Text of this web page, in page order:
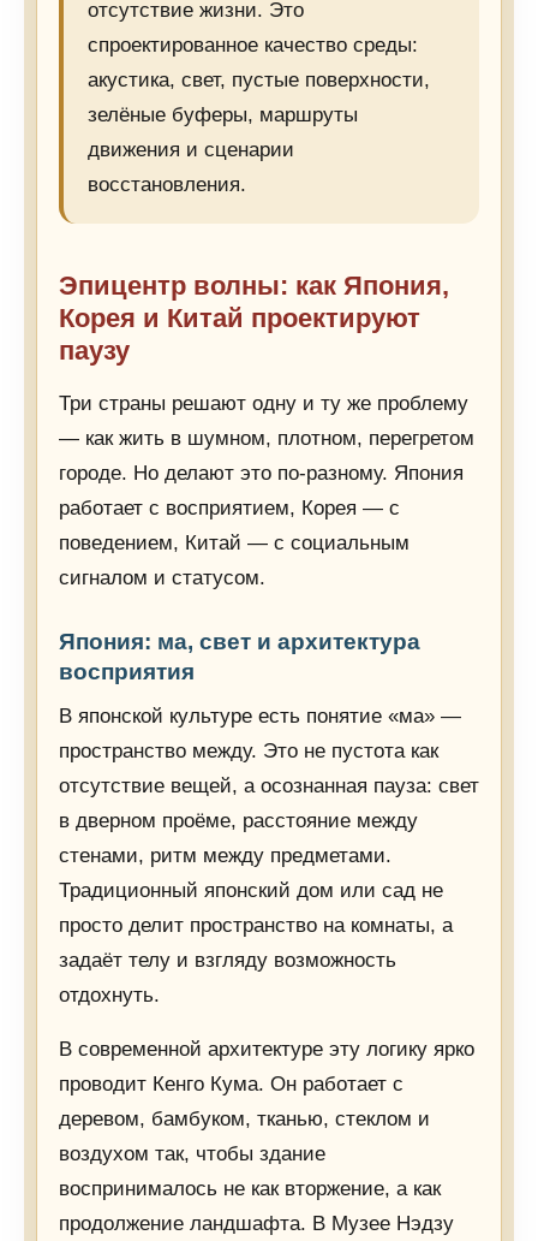
отсутствие жизни. Это
спроектированное качество среды:
акустика, свет, пустые поверхности,
зелёные буферы, маршруты
движения и сценарии
восстановления.
Эпицентр волны: как Япония,
Корея и Китай проектируют
паузу
Три страны решают одну и ту же проблему
— как жить в шумном, плотном, перегретом
городе. Но делают это по-разному. Япония
работает с восприятием, Корея — с
поведением, Китай — с социальным
сигналом и статусом.
Япония: ма, свет и архитектура
восприятия
В японской культуре есть понятие «ма» —
пространство между. Это не пустота как
отсутствие вещей, а осознанная пауза: свет
в дверном проёме, расстояние между
стенами, ритм между предметами.
Традиционный японский дом или сад не
просто делит пространство на комнаты, а
задаёт телу и взгляду возможность
отдохнуть.
В современной архитектуре эту логику ярко
проводит Кенго Кума. Он работает с
деревом, бамбуком, тканью, стеклом и
воздухом так, чтобы здание
воспринималось не как вторжение, а как
продолжение ландшафта. В Музее Нэдзу